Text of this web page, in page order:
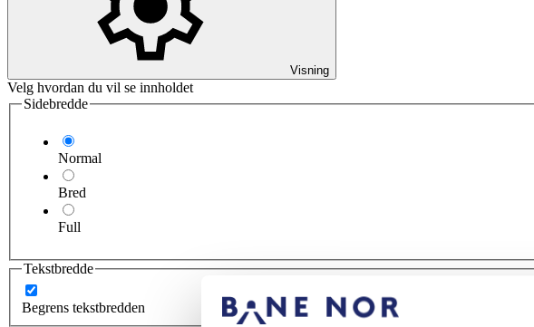
Visning
Velg hvordan du vil se innholdet
Sidebredde
Normal
Bred
Full
Tekstbredde
Begrens tekstbredden